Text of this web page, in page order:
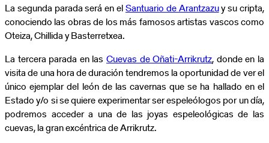
La segunda parada será en elSantuario de Arantzazuy su cripta,
conociendo las obras de los más famosos artistas vascos como
Oteiza, Chillida y Basterretxea.
La tercera parada en las Cuevas de Oñati-Arrikrutz, donde en la
visita de una hora de duración tendremos la oportunidad de ver el
único ejemplar del león de las cavernas que se ha hallado en el
Estado y/o si se quiere experimentar ser espeleólogos por un día,
podremos acceder a una de las joyas espeleológicas de las
cuevas, la gran excéntrica de Arrikrutz.